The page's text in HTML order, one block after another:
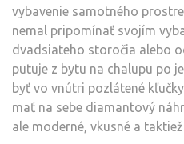
vybavenie samotného
nemal pripomínať svojím
dvadsiateho storočia alebo
putuje z bytu na chalupu po
byť vo vnútri pozlátené
mať na sebe diamantový
ale moderné, vkusné a